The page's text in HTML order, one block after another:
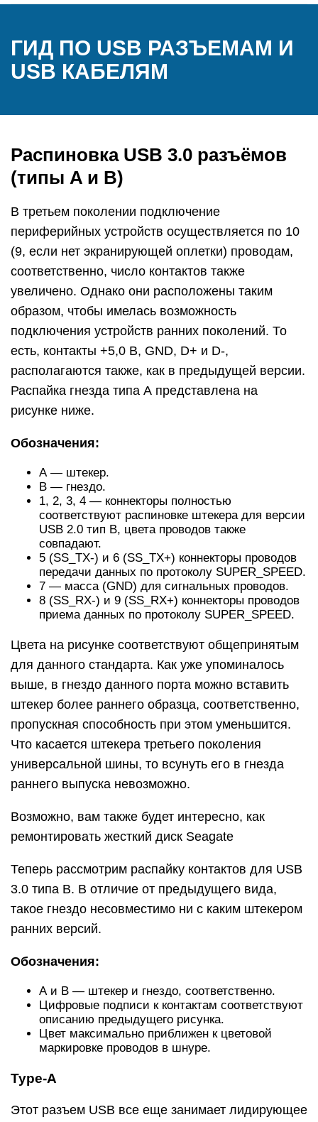
ГИД ПО USB РАЗЪЕМАМ И
USB КАБЕЛЯМ
Распиновка USB 3.0 разъёмов
(типы A и B)
В третьем поколении подключение
периферийных устройств осуществляется по 10
(9, если нет экранирующей оплетки) проводам,
соответственно, число контактов также
увеличено. Однако они расположены таким
образом, чтобы имелась возможность
подключения устройств ранних поколений. То
есть, контакты +5,0 В, GND, D+ и D-,
располагаются также, как в предыдущей версии.
Распайка гнезда типа А представлена на
рисунке ниже.
Обозначения:
А — штекер.
В — гнездо.
1, 2, 3, 4 — коннекторы полностью
соответствуют распиновке штекера для версии
USB 2.0 тип В, цвета проводов также
совпадают.
5 (SS_TХ-) и 6 (SS_ТХ+) коннекторы проводов
передачи данных по протоколу SUPER_SPEED.
7 — масса (GND) для сигнальных проводов.
8 (SS_RX-) и 9 (SS_RX+) коннекторы проводов
приема данных по протоколу SUPER_SPEED.
Цвета на рисунке соответствуют общепринятым
для данного стандарта. Как уже упоминалось
выше, в гнездо данного порта можно вставить
штекер более раннего образца, соответственно,
пропускная способность при этом уменьшится.
Что касается штекера третьего поколения
универсальной шины, то всунуть его в гнезда
раннего выпуска невозможно.
Возможно, вам также будет интересно, как
ремонтировать жесткий диск Seagate
Теперь рассмотрим распайку контактов для USB
3.0 типа В. В отличие от предыдущего вида,
такое гнездо несовместимо ни с каким штекером
ранних версий.
Обозначения:
А и В — штекер и гнездо, соответственно.
Цифровые подписи к контактам соответствуют
описанию предыдущего рисунка.
Цвет максимально приближен к цветовой
маркировке проводов в шнуре.
Type-A
Этот разъем USB все еще занимает лидирующее